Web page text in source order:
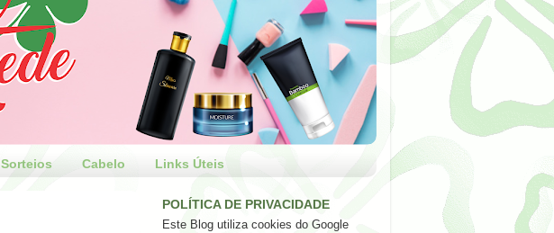
Sorteios Cabelo Links Úteis
POLÍTICA DE PRIVACIDADE
Este Blog utiliza cookies do Google